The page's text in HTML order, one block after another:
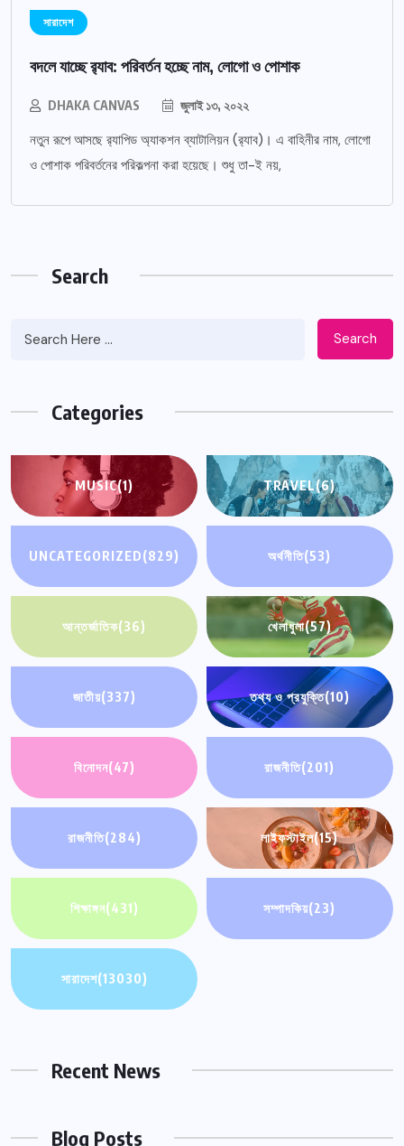
সারাদেশ
বদলে যাচ্ছে র‌্যাব: পরিবর্তন হচ্ছে নাম, লোগো ও পোশাক
DHAKA CANVAS জুলাই ১৩, ২০২২
নতুন রূপে আসছে র‌্যাপিড অ্যাকশন ব্যাটালিয়ন (র‌্যাব)। এ বাহিনীর নাম, লোগো
ও পোশাক পরিবর্তনের পরিকল্পনা করা হয়েছে। শুধু তা-ই নয়,
Search
Search
Categories
MUSIC(1) TRAVEL(6)
UNCATEGORIZED(829) অর্থনীতি(53)
আন্তর্জাতিক(36) খেলাধুলা(57)
জাতীয়(337) তথ্য ও প্রযুক্তি(10)
বিনোদন(47) রাজনীতি(201)
রাজনীতি(284) লাইফস্টাইল(15)
শিক্ষাঙ্গন(431) সম্পাদকিয়(23)
সারাদেশ(13030)
Recent News
Blog Posts